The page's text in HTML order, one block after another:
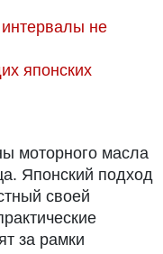
не
японских
моторного масла
Японский подход
своей
за рамки